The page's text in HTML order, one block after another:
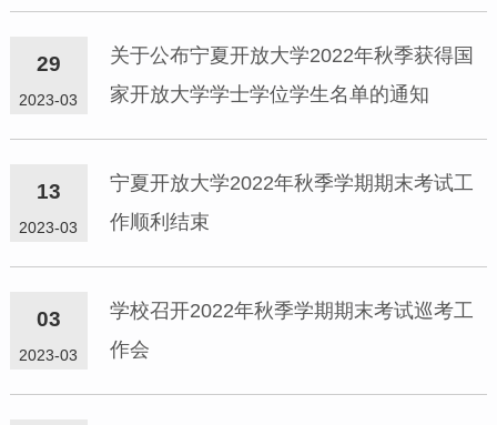
29
2023-03
关于公布宁夏开放大学2022年秋季获得国
家开放大学学士学位学生名单的通知
13
2023-03
宁夏开放大学2022年秋季学期期末考试工
作顺利结束
03
2023-03
学校召开2022年秋季学期期末考试巡考工
作会